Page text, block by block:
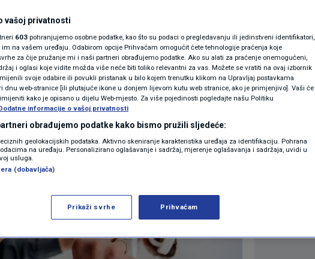
KOLUMNE
N1(DIS)INFO
KLIMATSKE PROMJENE
FOTO
VIDEO
> 13:09 EKONOMIJA | 0 komentara
vašoj privatnosti
603 pohranjujemo osobne podatke, kao što su podaci o pregledavanju ili jedinstveni identifikatori,
na vašem uređaju. Odabirom opcije Prihvaćam omogućit ćete tehnologije praćenja koje
za čije pružanje mi i naši partneri obrađujemo podatke. Ako su alati za praćenje onemogućeni,
i oglasi koje vidite možda više neće biti toliko relevantni za vas. Možete se vratiti na ovaj izbornik
svoje odabire ili povukli pristanak u bilo kojem trenutku klikom na Upravljaj postavkama
dnu web-stranice [ili plutajuće ikone u donjem lijevom kutu web stranice, ako je primjenjivo]. Vaši će
kako je opisano u dijelu Web-mjesto. Za više pojedinosti pogledajte našu Politiku
informacije o vašoj privatnosti
obrađujemo podatke kako bismo pružili sljedeće:
geolokacijskih podataka. Aktivno skeniranje karakteristika uređaja za identifikaciju. Pohrana
na uređaju. Personalizirano oglašavanje i sadržaj, mjerenje oglašavanja i sadržaja, uvidi u
usluga.
(dobavljača)
Prikaži svrhe Prihvaćam